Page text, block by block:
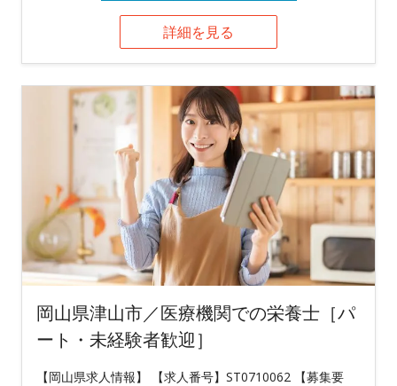
詳細を見る
岡山県津山市／医療機関での栄養士［パ
ート・未経験者歓迎］
【岡山県求人情報】 【求人番号】ST0710062 【募集要